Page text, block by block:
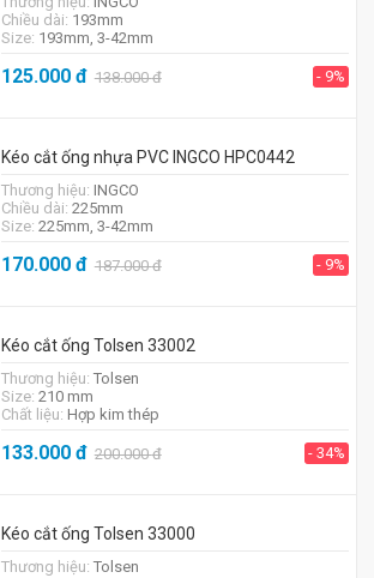
Chiều dài: 193mm
Size: 193mm, 3-42mm
125.000đ 138.000đ - 9%
Kéo cắt ống nhựa PVC INGCO HPC0442
Thương hiệu: INGCO
Chiều dài: 225mm
Size: 225mm, 3-42mm
170.000đ 187.000đ - 9%
Kéo cắt ống Tolsen 33002
Thương hiệu: Tolsen
Size: 210 mm
Chất liệu: Hợp kim thép
133.000đ 200.000đ - 34%
Kéo cắt ống Tolsen 33000
Thương hiệu: Tolsen